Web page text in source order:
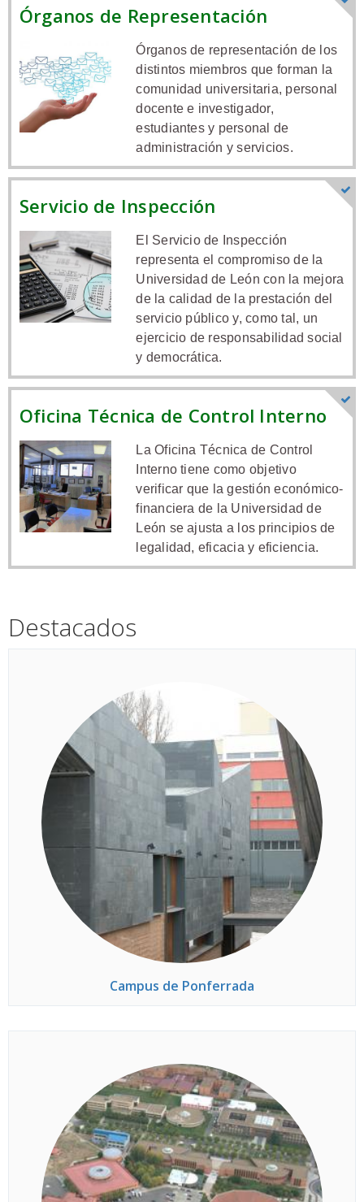
Órganos de Representación
Órganos de representación de los
distintos miembros que forman la
comunidad universitaria, personal
docente e investigador,
estudiantes y personal de
administración y servicios.
Servicio de Inspección
El Servicio de Inspección
representa el compromiso de la
Universidad de León con la mejora
de la calidad de la prestación del
servicio público y, como tal, un
ejercicio de responsabilidad social
y democrática.
Oficina Técnica de Control Interno
La Oficina Técnica de Control
Interno tiene como objetivo
verificar que la gestión económico-
financiera de la Universidad de
León se ajusta a los principios de
legalidad, eficacia y eficiencia.
Destacados
Campus de Ponferrada